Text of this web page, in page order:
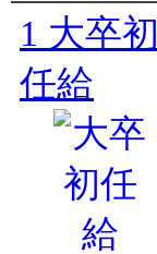
1 大卒初
任給